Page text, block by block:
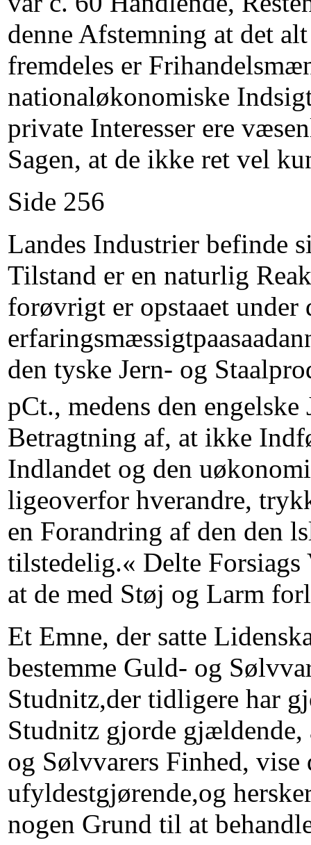
denne Afstemning at det
fremdeles er
nationaløkonomiske
private Interesser ere
Sagen, at de ikke ret vel
Side 256
Landes Industrier befinde
Tilstand er en naturlig
forøvrigt er opstaaet
den tyske Jern- og
pCt., medens den
Betragtning af, at ikke
Indlandet og den
ligeoverfor hverandre,
en Forandring af den den
tilstedelig.« Delte Forsiags
at de med Støj og Larm
Et Emne, der satte
bestemme Guld- og
Studnitz,der tidligere har
Studnitz gjorde
og Sølvvarers Finhed,
ufyldestgjørende,og
nogen Grund til at